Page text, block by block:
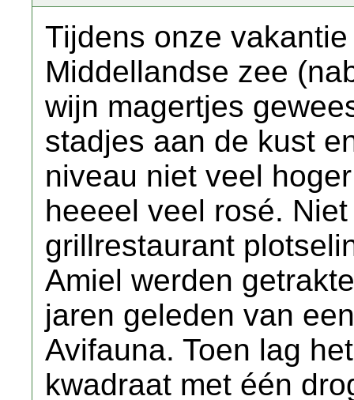
Tijdens onze
Middellandse zee
wijn magertjes
stadjes aan de kust
niveau niet veel
heeeel veel rosé.
grillrestaurant
Amiel werden
jaren geleden van
Avifauna. Toen lag
kwadraat met één